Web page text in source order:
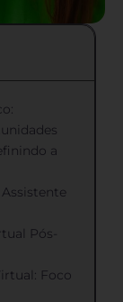
a
Pós-
Foco